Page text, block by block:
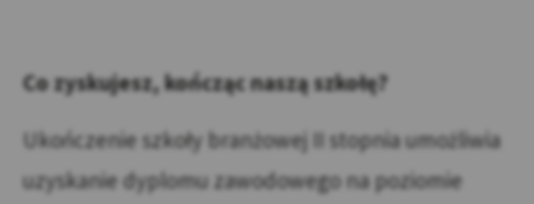
Co zyskujesz, kończąc naszą szkołę?
Ukończenie szkoły branżowej II stopnia umożliwia
uzyskanie dyplomu zawodowego na poziomie